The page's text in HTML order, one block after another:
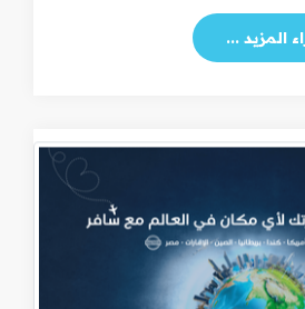
المزيد ...